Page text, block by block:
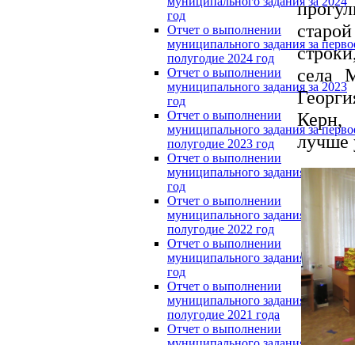
год
Отчет о выполнении
муниципального задания за
полугодие 2024 год
Отчет о выполнении
муниципального задания за 2023
год
Отчет о выполнении
муниципального задания за
полугодие 2023 год
Отчет о выполнении
муниципального задания за 2022
год
Отчет о выполнении
муниципального задания за
полугодие 2022 год
Отчет о выполнении
муниципального задания за 2021
год
Отчет о выполнении
муниципального задания за
полугодие 2021 года
Отчет о выполнении
села
Керн,
лучше